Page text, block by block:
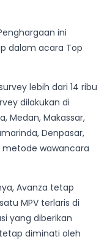
ini
dalam acara Top
lebih dari 14 ribu
dilakukan di
Medan, Makassar,
Denpasar,
metode wawancara
Avanza tetap
MPV terlaris di
yang diberikan
diminati oleh